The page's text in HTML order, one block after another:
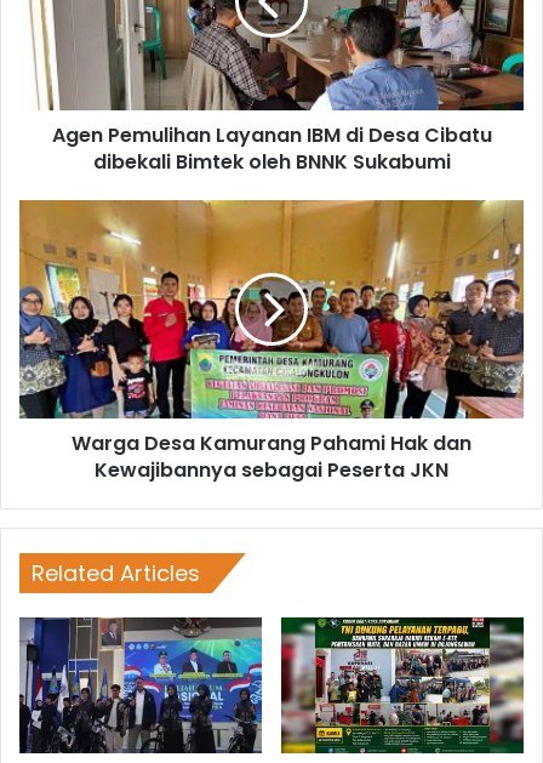
Agen Pemulihan Layanan IBM di Desa Cibatu
dibekali Bimtek oleh BNNK Sukabumi
Warga Desa Kamurang Pahami Hak dan
Kewajibannya sebagai Peserta JKN
Related Articles